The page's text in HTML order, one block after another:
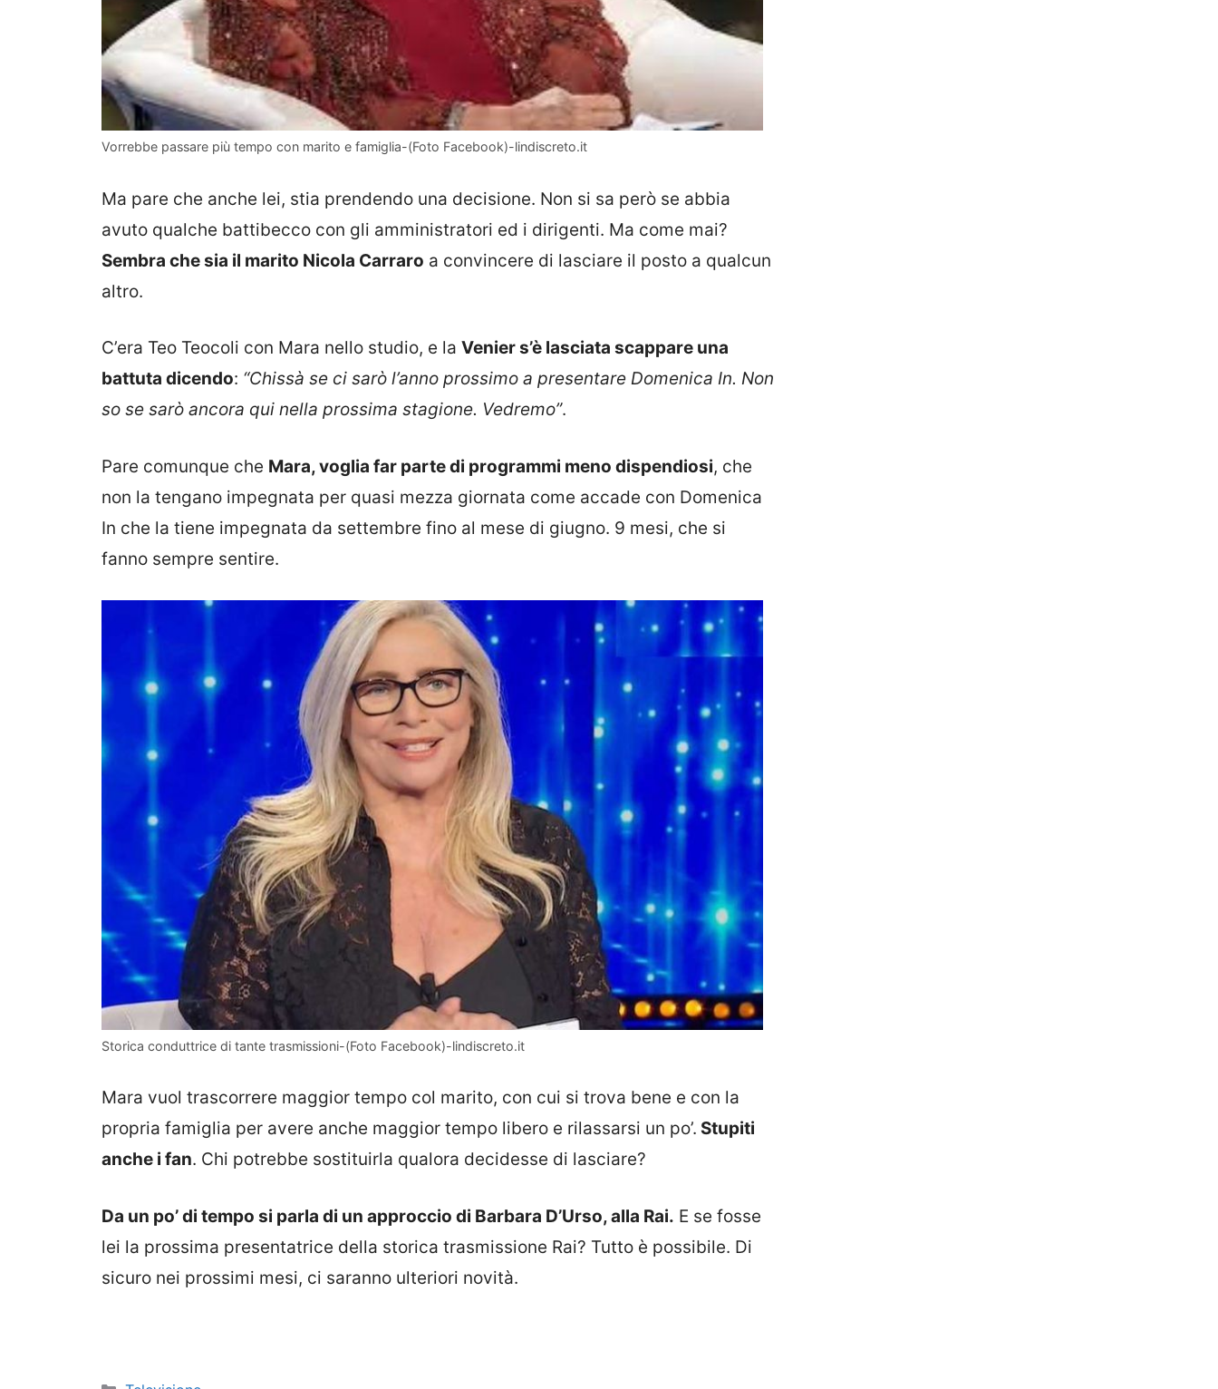
Vorrebbe passare più tempo con marito e famiglia-(Foto Facebook)-lindiscreto.it
Ma pare che anche lei, stia prendendo una decisione. Non si sa però se abbia
avuto qualche battibecco con gli amministratori ed i dirigenti. Ma come mai?
Sembra che sia il marito Nicola Carraro a convincere di lasciare il posto a qualcun
altro.
C’era Teo Teocoli con Mara nello studio, e la Venier s’è lasciata scappare una
battuta dicendo: “Chissà se ci sarò l’anno prossimo a presentare Domenica In. Non
so se sarò ancora qui nella prossima stagione. Vedremo”.
Pare comunque che Mara, voglia far parte di programmi meno dispendiosi, che
non la tengano impegnata per quasi mezza giornata come accade con Domenica
In che la tiene impegnata da settembre fino al mese di giugno. 9 mesi, che si
fanno sempre sentire.
Storica conduttrice di tante trasmissioni-(Foto Facebook)-lindiscreto.it
Mara vuol trascorrere maggior tempo col marito, con cui si trova bene e con la
propria famiglia per avere anche maggior tempo libero e rilassarsi un po’. Stupiti
anche i fan. Chi potrebbe sostituirla qualora decidesse di lasciare?
Da un po’ di tempo si parla di un approccio di Barbara D’Urso, alla Rai. E se fosse
lei la prossima presentatrice della storica trasmissione Rai? Tutto è possibile. Di
sicuro nei prossimi mesi, ci saranno ulteriori novità.